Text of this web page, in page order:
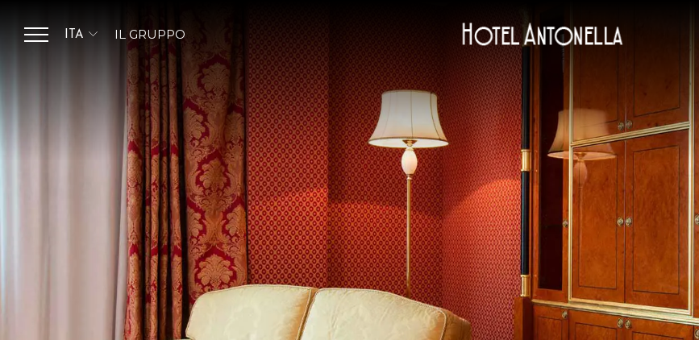
ITA IL GRUPPO
SALUTE HOSPITALITY
GROUP
HOTEL DE LA VILLE
HOTEL ANTONELLA
HOTEL BOLOGNA